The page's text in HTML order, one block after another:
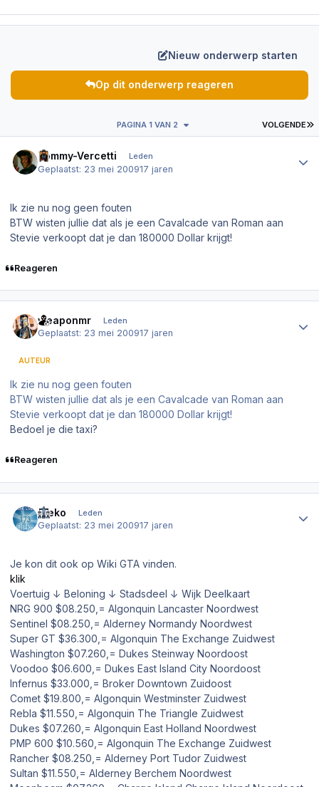
Nieuw onderwerp starten
Op dit onderwerp reageren
VOLGENDE
PAGINA 1 VAN 2
Tommy-Vercetti Leden
Geplaatst: 23 mei 200917 jaren
Ik zie nu nog geen fouten
BTW wisten jullie dat als je een Cavalcade van Roman aan
Stevie verkoopt dat je dan 180000 Dollar krijgt!
Reageren
weaponmr Leden
Geplaatst: 23 mei 200917 jaren
AUTEUR
Ik zie nu nog geen fouten
BTW wisten jullie dat als je een Cavalcade van Roman aan
Stevie verkoopt dat je dan 180000 Dollar krijgt!
Bedoel je die taxi?
Reageren
Dieko Leden
Geplaatst: 23 mei 200917 jaren
Je kon dit ook op Wiki GTA vinden.
klik
Voertuig ↓ Beloning ↓ Stadsdeel ↓ Wijk Deelkaart
NRG 900 $08.250,= Algonquin Lancaster Noordwest
Sentinel $08.250,= Alderney Normandy Noordwest
Super GT $36.300,= Algonquin The Exchange Zuidwest
Washington $07.260,= Dukes Steinway Noordoost
Voodoo $06.600,= Dukes East Island City Noordoost
Infernus $33.000,= Broker Downtown Zuidoost
Comet $19.800,= Algonquin Westminster Zuidwest
Rebla $11.550,= Algonquin The Triangle Zuidwest
Dukes $07.260,= Algonquin East Holland Noordwest
PMP 600 $10.560,= Algonquin The Exchange Zuidwest
Rancher $08.250,= Alderney Port Tudor Zuidwest
Sultan $11.550,= Alderney Berchem Noordwest